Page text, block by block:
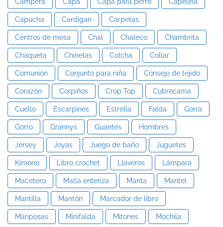
Capucha Cardigan Carpetas
Centros de mesa Chal Chaleco Chambrita
Chaqueta Chinelas Colcha Collar
Comunión Conjunto para niña Consejo de tejido
Corazón Corpiños Crop Top Cubrecama
Cuello Escarpines Estrella Falda Gorra
Gorro Grannys Guantes Hombres
Jersey Joyas Juego de baño Juguetes
Kimono Libro crochet Llaveros Lámpara
Macetero Malla enteriza Manta Mantel
Mantilla Mantón Marcador de libro
Mariposas Minifalda Mitones Mochila